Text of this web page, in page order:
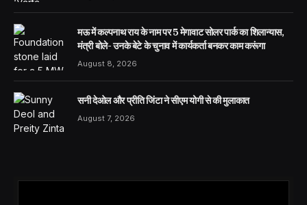
मऊ में कल्पनाथ राय के नाम पर 5 मेगावाट सोलर पार्क का शिलान्यास,
मंत्री बोले- उनके बेटे के चुनाव में कार्यकर्ता बनकर काम करूंगा
August 8, 2026
सनी देओल और प्रीति जिंटा ने सीएम योगी से की मुलाकात
August 7, 2026